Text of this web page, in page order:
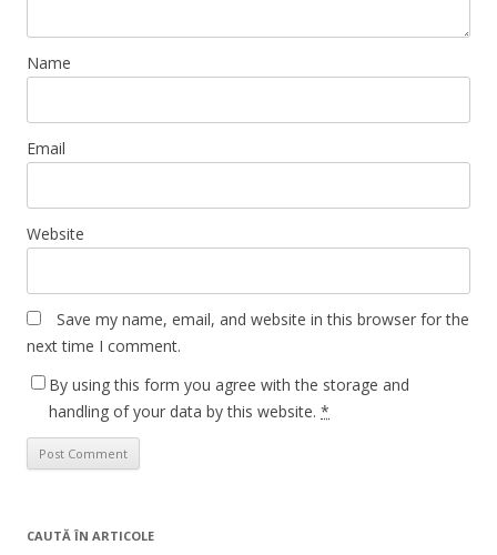
Name
Email
Website
Save my name, email, and website in this browser for the
next time I comment.
By using this form you agree with the storage and
handling of your data by this website. *
CAUTĂ ÎN ARTICOLE